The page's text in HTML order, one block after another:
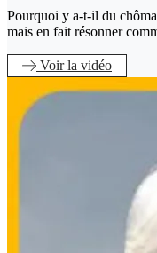
Pourquoi y a-t-il du
mais en fait résonner
Voirla vidéo